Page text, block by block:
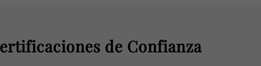
de Confianza